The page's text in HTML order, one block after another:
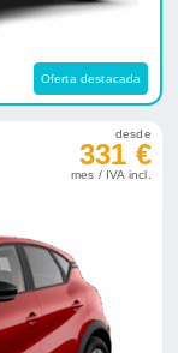
Oferta destacada
desde
331 €
mes / IVA incl.